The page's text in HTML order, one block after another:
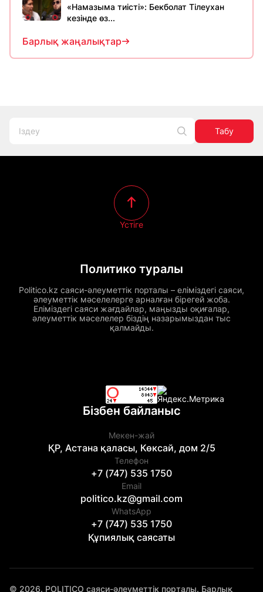
«Намазыма тиісті»: Бекболат Тілеухан
кезінде өз...
Барлық жаңалықтар
Табу
Политико туралы
Politico.kz саяси-әлеуметтік порталы – еліміздегі саяси,
әлеуметтік мәселелерге арналған бірегей жоба.
Еліміздегі саяси жағдайлар, маңызды оқиғалар,
әлеуметтік мәселелер біздің назарымыздан тыс
қалмайды.
Үстіге
Бізбен байланыс
Мекен-жай
ҚР, Астана қаласы, Көксай, дом 2/5
Телефон
+7 (747) 535 1750
Email
politico.kz@gmail.com
WhatsApp
+7 (747) 535 1750
Құпиялық саясаты
© 2026. POLITICO саяси-әлеуметтік порталы. Барлық